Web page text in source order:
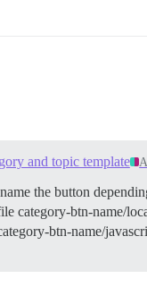
and topic template
the button
category-btn-name/
btn-name/